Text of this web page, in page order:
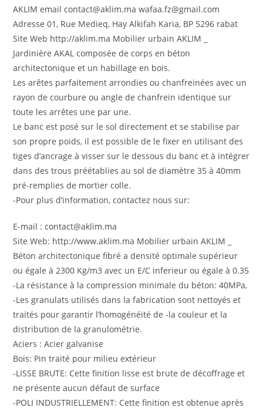
AKLIM email contact@aklim.ma wafaa.fz@gmail.com
Adresse 01, Rue Medieq, Hay Alkifah Karia, BP 5296 rabat
Site Web http://aklim.ma Mobilier urbain AKLIM _
Jardinière AKAL composée de corps en béton
architectonique et un habillage en bois.
Les arêtes parfaitement arrondies ou chanfreinées avec un
rayon de courbure ou angle de chanfrein identique sur
toute les arrêtes une par une.
Le banc est posé sur le sol directement et se stabilise par
son propre poids, il est possible de le fixer en utilisant des
tiges d’ancrage à visser sur le dessous du banc et à intégrer
dans des trous préétablies au sol de diamètre 35 à 40mm
pré-remplies de mortier colle.
-Pour plus d’information, contactez nous sur:
E-mail : contact@aklim.ma
Site Web: http://www.aklim.ma Mobilier urbain AKLIM _
Béton architectonique fibré a densité optimale supérieur
ou égale à 2300 Kg/m3 avec un E/C inferieur ou égale à 0.35
-La résistance à la compression minimale du béton: 40MPa,
-Les granulats utilisés dans la fabrication sont nettoyés et
traités pour garantir l’homogénéité de -la couleur et la
distribution de la granulométrie.
Aciers : Acier galvanise
Bois: Pin traité pour milieu extérieur
-LISSE BRUTE: Cette finition lisse est brute de décoffrage et
ne présente aucun défaut de surface
-POLI INDUSTRIELLEMENT: Cette finition est obtenue après